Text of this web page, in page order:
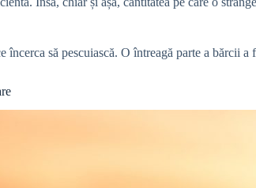
să pescuiască. O întreagă parte a bărcii a